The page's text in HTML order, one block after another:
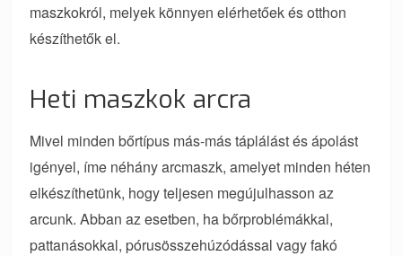
maszkokról, melyek könnyen elérhetőek és otthon
készíthetők el.
Heti maszkok arcra
Mivel minden bőrtípus más-más táplálást és ápolást
igényel, íme néhány arcmaszk, amelyet minden héten
elkészíthetünk, hogy teljesen megújulhasson az
arcunk. Abban az esetben, ha bőrproblémákkal,
pattanásokkal, pórusösszehúzódással vagy fakó